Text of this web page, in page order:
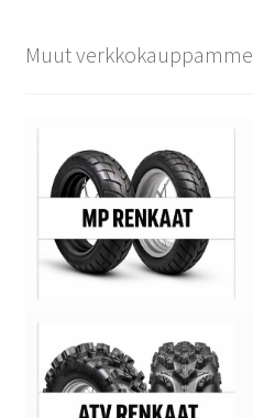
Muut verkkokauppamme